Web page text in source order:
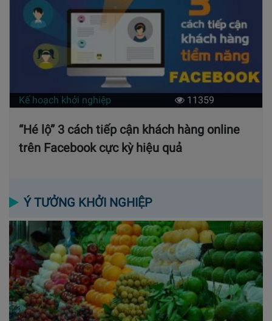
Kế hoạch khởi nghiệp 11359
“Hé lộ” 3 cách tiếp cận khách hàng online
trên Facebook cực kỳ hiệu quả
Ý TƯỞNG KHỞI NGHIỆP